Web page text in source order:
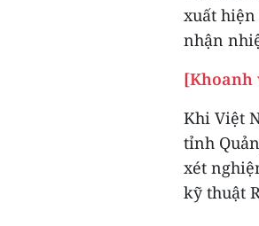
xuất hiện
nhận
[Khoanh
Khi Việt
tỉnh
xét
kỹ thuật